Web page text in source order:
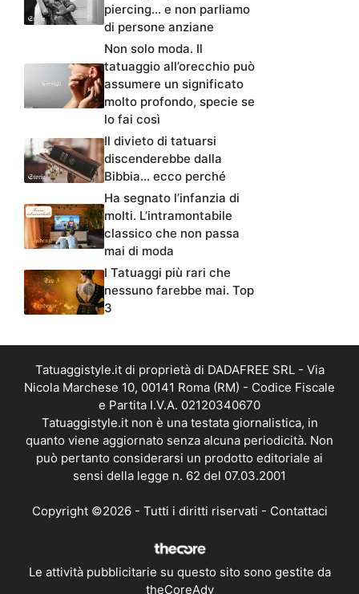
piercing… e non parliamo
di persone anziane
Non solo moda. Il
tatuaggio all’orecchio può
assumere un significato
molto profondo, specie se
lo fai così
Il divieto di tatuarsi
discenderebbe dalla
Bibbia… ecco perché
Ha segnato l’infanzia di
molti. L’intramontabile
classico che non passa
mai di moda
I Tatuaggi più rari che
nessuno farebbe mai. Top
3
Tatuaggistyle.it di proprietà di DADAFREE SRL - Via
Nicola Marchese 10, 00141 Roma (RM) - Codice Fiscale
e Partita I.V.A. 02120340670
Tatuaggistyle.it non è una testata giornalistica, in
quanto viene aggiornato senza alcuna periodicità. Non
può pertanto considerarsi un prodotto editoriale ai
sensi della legge n. 62 del 07.03.2001
Copyright ©2026 - Tutti i diritti riservati - Contattaci
Le attività pubblicitarie su questo sito sono gestite da
theCoreAdv